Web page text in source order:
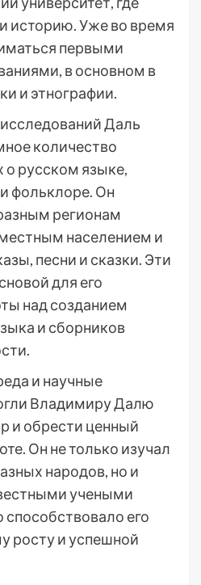
историю. Уже во время
первыми
в основном в
и этнографии.
Даль
количество
русском языке,
фольклоре. Он
регионам
населением и
песни и сказки. Эти
для его
над созданием
и сборников
и научные
Владимиру Далю
и обрести ценный
Он не только изучал
народов, но и
учеными
способствовало его
росту и успешной